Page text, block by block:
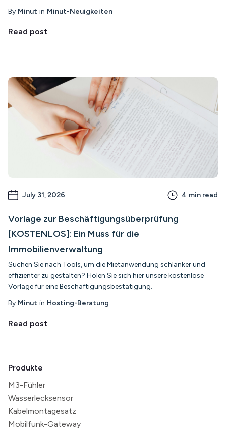
By Minut in Minut-Neuigkeiten
Read post
July 31, 2026 4 min read
Vorlage zur Beschäftigungsüberprüfung
[KOSTENLOS]: Ein Muss für die
Immobilienverwaltung
Suchen Sie nach Tools, um die Mietanwendung schlanker und
effizienter zu gestalten? Holen Sie sich hier unsere kostenlose
Vorlage für eine Beschäftigungsbestätigung.
By Minut in Hosting-Beratung
Read post
Produkte
M3-Fühler
Wasserlecksensor
Kabelmontagesatz
Mobilfunk-Gateway